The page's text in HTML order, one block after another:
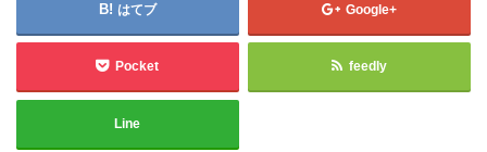
はてブ Google+
Pocket feedly
Line